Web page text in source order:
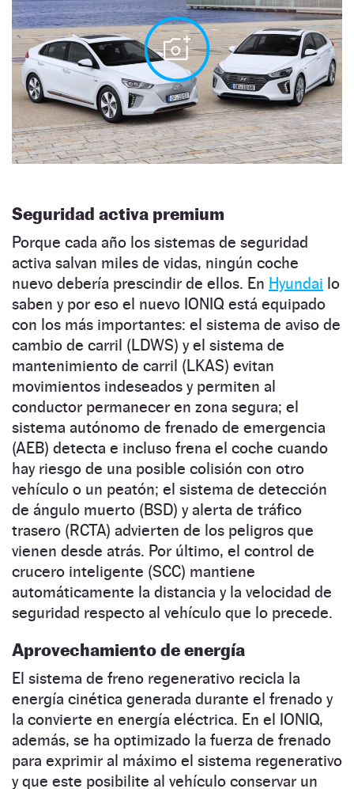
Seguridad activa premium
Porque cada año los sistemas de seguridad
activa salvan miles de vidas, ningún coche
nuevo debería prescindir de ellos. En Hyundai lo
saben y por eso el nuevo IONIQ está equipado
con los más importantes: el sistema de aviso de
cambio de carril (LDWS) y el sistema de
mantenimiento de carril (LKAS) evitan
movimientos indeseados y permiten al
conductor permanecer en zona segura; el
sistema autónomo de frenado de emergencia
(AEB) detecta e incluso frena el coche cuando
hay riesgo de una posible colisión con otro
vehículo o un peatón; el sistema de detección
de ángulo muerto (BSD) y alerta de tráfico
trasero (RCTA) advierten de los peligros que
vienen desde atrás. Por último, el control de
crucero inteligente (SCC) mantiene
automáticamente la distancia y la velocidad de
seguridad respecto al vehículo que lo precede.
Aprovechamiento de energía
El sistema de freno regenerativo recicla la
energía cinética generada durante el frenado y
la convierte en energía eléctrica. En el IONIQ,
además, se ha optimizado la fuerza de frenado
para exprimir al máximo el sistema regenerativo
y que este posibilite al vehículo conservar un